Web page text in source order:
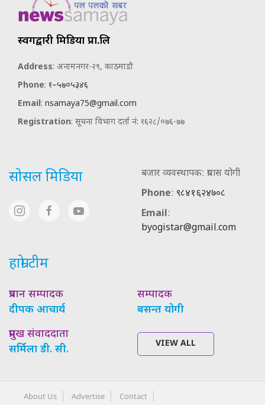
स्वर्गद्वारी मिडिया प्रा.लि
Address: अनामनगर-२९, काठमाडौ
Phone: १–५७०५३४६
Email: nsamaya75@gmail.com
Registration: सूचना विभाग दर्ता नं: १६२८/०७६-७७
सोसल मिडिया
बजार व्यवस्थापक: प्रयास योगी
Phone: ९८४१६२४७०८
Email:
byogistar@gmail.com
हाम्रो टीम
प्रधान सम्पादक
दीपक आचार्य
सम्पादक
बसन्त योगी
प्रमुख संवाददाता
सर्मिला डी. सी.
VIEW ALL
About Us Advertise Contact